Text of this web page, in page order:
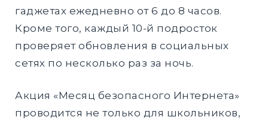
гаджетах ежедневно от 6 до 8 часов.
Кроме того, каждый 10-й подросток
проверяет обновления в социальных
сетях по несколько раз за ночь.
Акция «Месяц безопасного Интернета»
проводится не только для школьников,